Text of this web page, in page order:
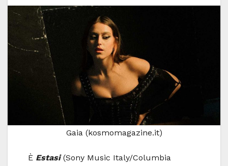
Gaia (kosmomagazine.it)
È Estasi(Sony Music Italy/Columbia